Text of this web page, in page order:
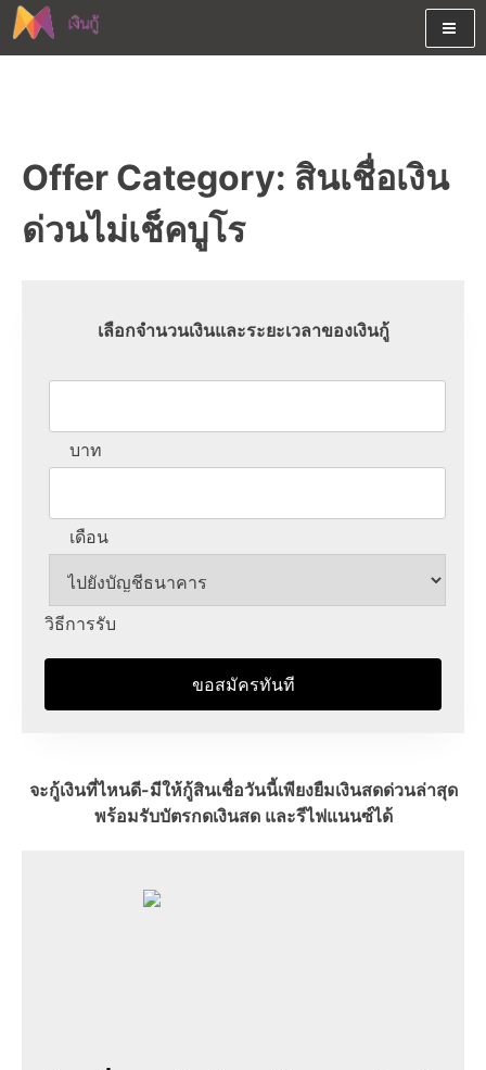
Skip
to
เงินสด และมีรีไฟแนนซ์ด้วย
Offer Category: สินเชื่อเงิน
ด่วนไม่เช็คบูโร
เลือกจำนวนเงินและระยะเวลาของเงินกู้
บาท
เดือน
วิธีการรับ
ขอสมัครทันที
จะกู้เงินที่ไหนดี-มีให้กู้สินเชื่อวันนี้เพียงยืมเงินสดด่วนล่าสุด
พร้อมรับบัตรกดเงินสด และรีไฟแนนซ์ได้